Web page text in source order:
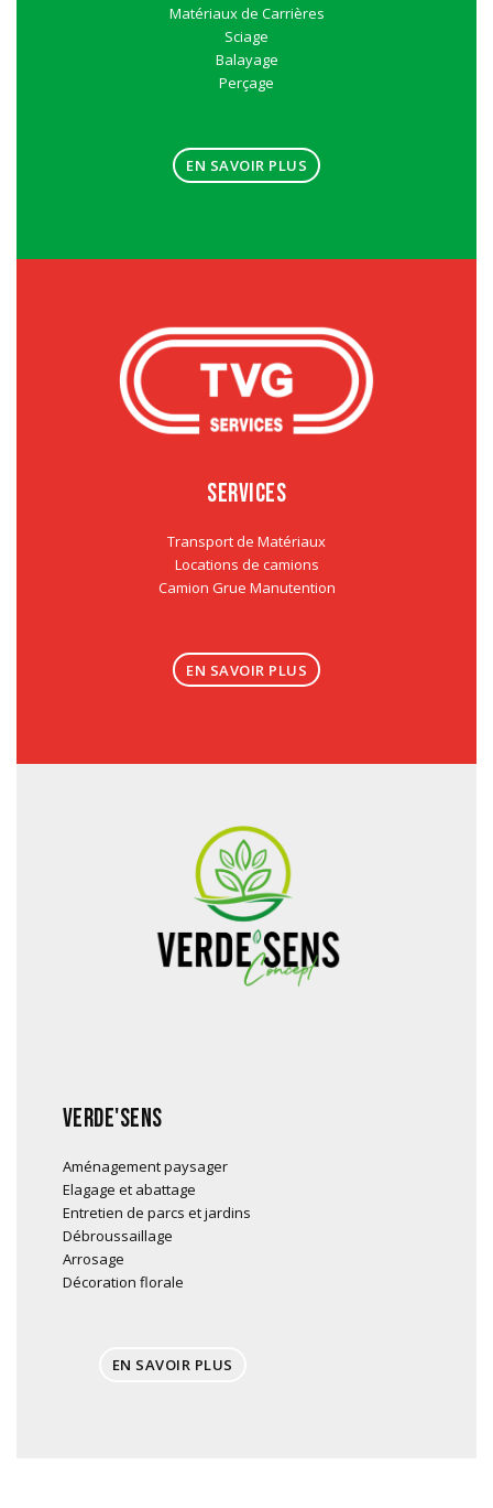
Matériaux de Carrières
Sciage
Balayage
Perçage
EN SAVOIR PLUS
SERVICES
Transport de Matériaux
Locations de camions
Camion Grue Manutention
EN SAVOIR PLUS
VERDE'SENS
Aménagement paysager
Elagage et abattage
Entretien de parcs et jardins
Débroussaillage
Arrosage
Décoration florale
EN SAVOIR PLUS